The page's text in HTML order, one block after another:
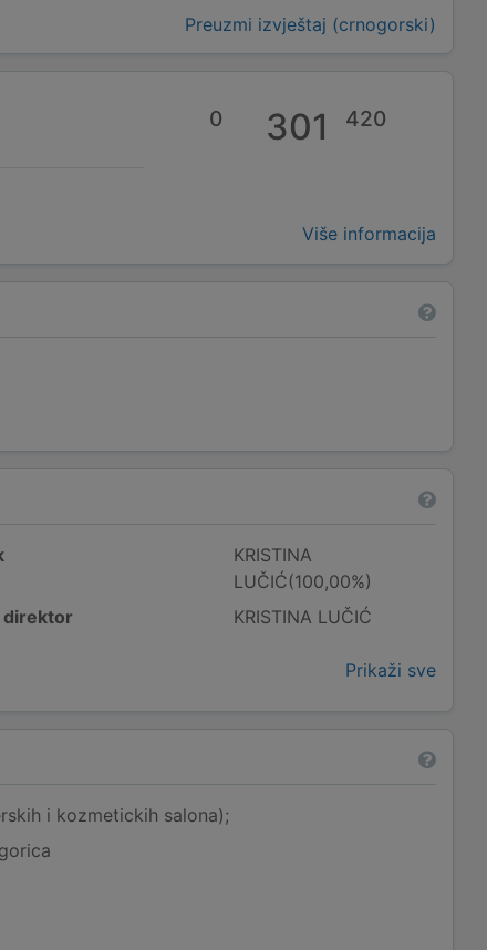
Preuzmi izvještaj (crnogorski)
0 301 420
Više informacija
KRISTINA
LUČIĆ(100,00%)
direktor
KRISTINA LUČIĆ
Prikaži sve
i kozmetickih salona);